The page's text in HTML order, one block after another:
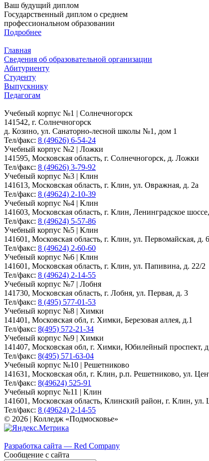
Ваш будущий диплом
Государственный диплом о среднем
профессиональном образовании
Подробнее
Главная
Сведения об образовательной организации
Абитуриенту
Студенту
Выпускнику
Педагогам
Учебный корпус №1 | Солнечногорск
141542, г. Солнечногорск
д. Козино, ул. Санаторно-лесной школы №1, дом 1
Тел/факс: 8 (49626) 6-54-24
Учебный корпус №2 | Ложки
141595, Московская область, г. Солнечногорск, д. Ложки
Тел/факс: 8 (49626) 3-79-92
Учебный корпус №3 | Клин
141613, Московская область, г. Клин, ул. Овражная, д. 2а
Тел/факс: 8 (49624) 2-10-39
Учебный корпус №4 | Клин
141603, Московская область, г. Клин, Ленинградское
Тел/факс: 8 (49624) 5-57-86
Учебный корпус №5 | Клин
141601, Московская область, г. Клин, ул. Первомайская, д.
Тел/факс: 8 (49624) 2-60-60
Учебный корпус №6 | Клин
141601, Московская область, г. Клин, ул. Папивина, д. 22/2
Тел/факс: 8 (49624) 2-14-55
Учебный корпус №7 | Лобня
141730, Московская область, г. Лобня, ул. Первая, д. 3
Тел/факс: 8 (495) 577-01-53
Учебный корпус №8 | Химки
141401, Московская обл, г. Химки, Березовая аллея, д.1
Тел/факс: 8(495) 572-21-34
Учебный корпус №9 | Химки
141407, Московская обл, г. Химки, Юбилейный проспект,
Тел/факс: 8(495) 571-63-04
Учебный корпус №10 | Решетниково
141631, Московская обл, г. Клин, р.п. Решетниково, ул.
Тел/факс: 8(49624) 525-91
Учебный корпус №11 | Клин
141601, Московская область, Клинский район, г. Клин, ул.
Тел/факс: 8 (49624) 2-14-55
© 2026 | Колледж «Подмосковье»
Разработка сайта — Red Company
Сообщение с сайта